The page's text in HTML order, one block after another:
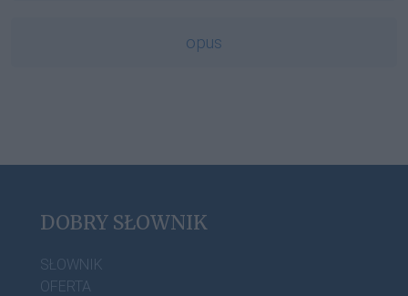
opus
DOBRY SŁOWNIK
SŁOWNIK
OFERTA